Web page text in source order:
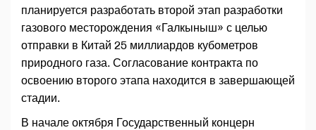
планируется разработать второй этап разработки
газового месторождения «Галкыныш» с целью
отправки в Китай 25 миллиардов кубометров
природного газа. Согласование контракта по
освоению второго этапа находится в завершающей
стадии.
В начале октября Государственный концерн